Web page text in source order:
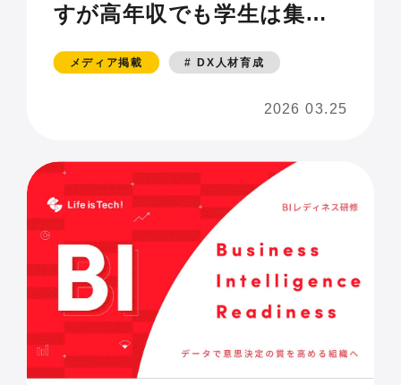
すが高年収でも学生は集ま
りません。優秀な若手に選
メディア掲載 # DX人材育成
2026 03.25